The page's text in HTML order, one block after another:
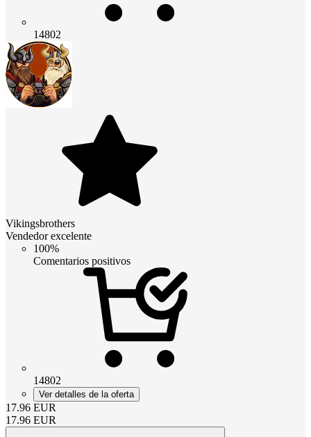
14802
Vikingsbrothers
Vendedor excelente
100%
Comentarios positivos
14802
Ver detalles de la oferta
17.96 EUR
17.96 EUR